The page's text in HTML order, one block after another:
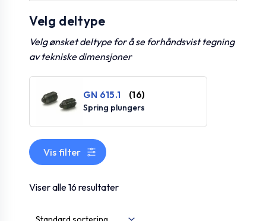
Velg deltype
Velg ønsket deltype for å se forhåndsvist tegning
av tekniske dimensjoner
GN 615.1 (16)
Spring plungers
Vis filter
Viser alle 16 resultater